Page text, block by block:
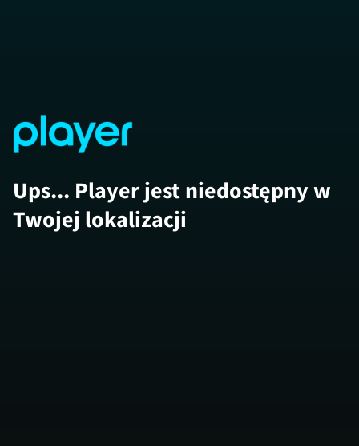
Ups... Player jest niedostępny w
Twojej lokalizacji